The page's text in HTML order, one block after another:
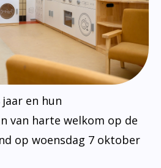
en hun
van harte welkom op de
op woensdag 7 oktober